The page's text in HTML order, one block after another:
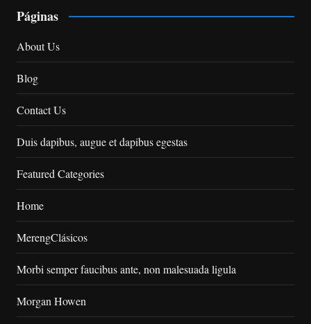
Páginas
About Us
Blog
Contact Us
Duis dapibus, augue et dapibus egestas
Featured Categories
Home
MerengClásicos
Morbi semper faucibus ante, non malesuada ligula
Morgan Howen